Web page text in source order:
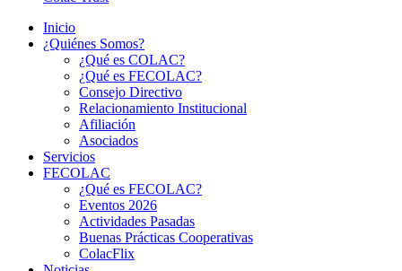
Inicio
¿Quiénes Somos?
¿Qué es COLAC?
¿Qué es FECOLAC?
Consejo Directivo
Relacionamiento Institucional
Afiliación
Asociados
Servicios
FECOLAC
¿Qué es FECOLAC?
Eventos 2026
Actividades Pasadas
Buenas Prácticas Cooperativas
ColacFlix